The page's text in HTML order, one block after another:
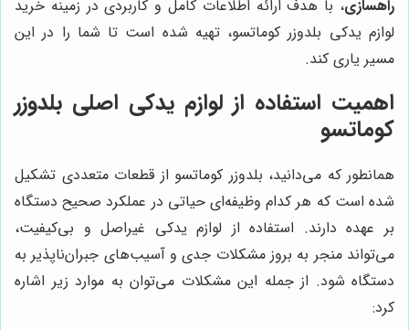
راهسازی، با هدف ارائه اطلاعات کامل و کاربردی در زمینه خرید
لوازم یدکی بلدوزر کوماتسو، تهیه شده است تا شما را در این
مسیر یاری کند.
اهمیت استفاده از لوازم یدکی اصلی بلدوزر
کوماتسو
همانطور که می‌دانید، بلدوزر کوماتسو از قطعات متعددی تشکیل
شده است که هر کدام وظیفه‌ای حیاتی در عملکرد صحیح دستگاه
بر عهده دارند. استفاده از لوازم یدکی غیراصل و بی‌کیفیت،
می‌تواند منجر به بروز مشکلات جدی و آسیب‌های جبران‌ناپذیر به
دستگاه شود. از جمله این مشکلات می‌توان به موارد زیر اشاره
کرد: